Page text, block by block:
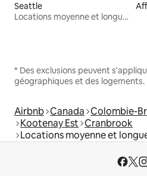
Seattle
Locations moyenne et longue durée
* Des exclusions peuvent
géographiques et des logements.
Airbnb Canada Colombie-
Kootenay Est Cranbrook
Locations moyenne et